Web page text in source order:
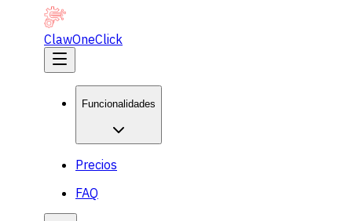
ClawOneClick
Funcionalidades
Precios
FAQ